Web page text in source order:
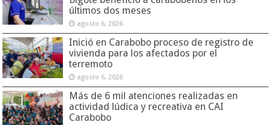
últimos dos meses
agosto 6, 2026
Inició en Carabobo proceso de registro de
vivienda para los afectados por el
terremoto
agosto 6, 2026
Más de 6 mil atenciones realizadas en
actividad lúdica y recreativa en CAI
Carabobo